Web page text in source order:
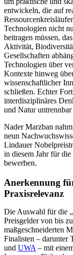
entwickeln, die auf
Technologien nicht
beitragen müssen,
Aktivität,
Gesellschaften
Technologien über
Kontexte hinweg
wissenschaftlicher
schließen. Echter
interdisziplinäres
und Natur
Nader Marzban
neun
Lindauer
in diesem Jahr für
bewerben.
Anerkennung
Praxisrelevanz
Die Auswahl für die
Preisgelder von bis
maßgeschneiderten
Finalisten – darunter
und UWA – mit